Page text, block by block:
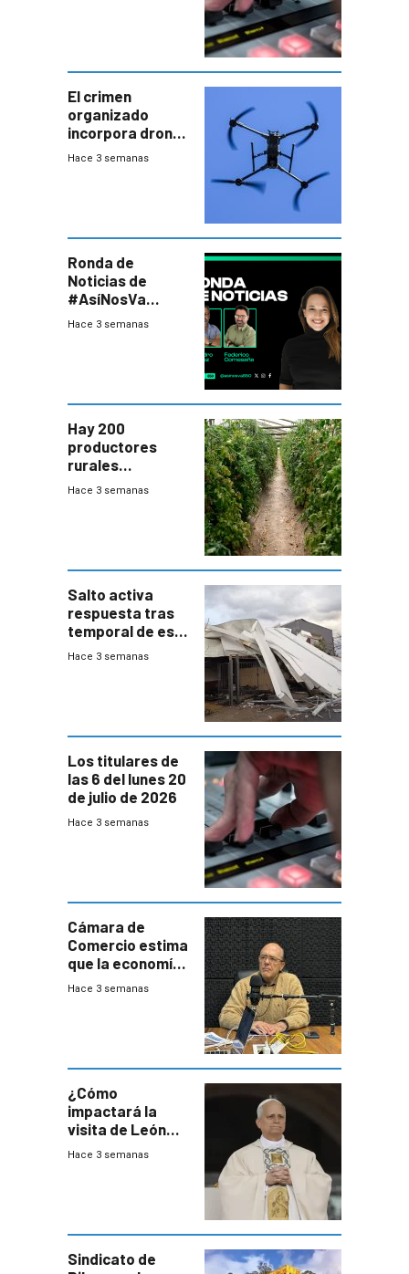
El crimen
organizado
incorpora drones
y abre un nuevo
Hace 3 semanas
Ronda de
Noticias de
#AsíNosVa
(20/7/26)
Hace 3 semanas
Hay 200
productores
rurales
afectados tras
Hace 3 semanas
Salto activa
respuesta tras
temporal de este
sábado con
Hace 3 semanas
Los titulares de
las 6 del lunes 20
de julio de 2026
Hace 3 semanas
Cámara de
Comercio estima
que la economía
crecerá 1,6%
Hace 3 semanas
¿Cómo
impactará la
visita de León
XIV a Uruguay?
Hace 3 semanas
Sindicato de